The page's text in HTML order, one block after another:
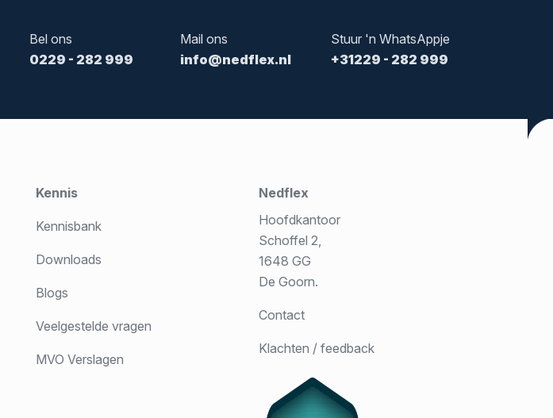
Bel ons
0229 - 282 999
Mail ons
info@nedflex.nl
Stuur 'n WhatsAppje
+31229 - 282 999
Kennis
Kennisbank
Downloads
Blogs
Veelgestelde vragen
MVO Verslagen
Nedflex
Hoofdkantoor
Schoffel 2,
1648 GG
De Goorn.
Contact
Klachten / feedback